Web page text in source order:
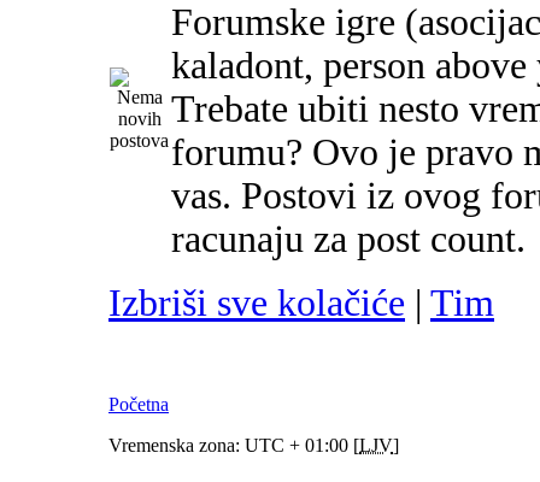
Forumske igre
kaladont, person
Trebate ubiti nesto
forumu? Ovo je pravo
vas. Postovi iz ovog
racunaju za post count.
Izbriši sve kolačiće | Tim
Početna
Vremenska zona: UTC + 01:00 [LJV]